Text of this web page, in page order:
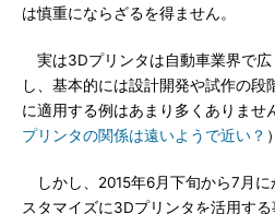
は慎重にならざるを得ません。
実は3Dプリンタは自動車業界で
し、基本的には設計開発や試作の段
に適用する例はあまり多くありませ
プリンタの関係は遠いようで近い？
しかし、2015年6月下旬から7月に
スタマイズに3Dプリンタを活用す